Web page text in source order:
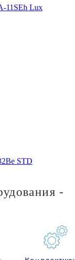
11SEh Lux
STD
-